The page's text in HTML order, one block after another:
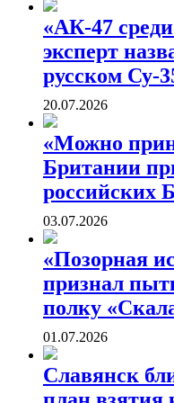
«АК-47
эксперт
русском Су-
20.07.2026
«Можно
Британии
российских
03.07.2026
«Позорная
признал
полку
01.07.2026
Славянск